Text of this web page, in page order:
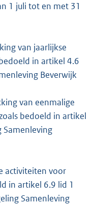
1 juli tot en met 31
van jaarlijkse
in artikel 4.6
Beverwijk
van eenmalige
bedoeld in artikel
Samenleving
activiteiten voor
in artikel 6.9 lid 1
Samenleving